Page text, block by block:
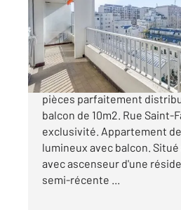
Appartement T2 à
435 000 €
Paris 20e - Étage élevé,
pièces parfaitement
balcon de 10m2. Rue Saint-
exclusivité. Appartement
lumineux avec balcon.
avec ascenseur d'une
semi-récente ...